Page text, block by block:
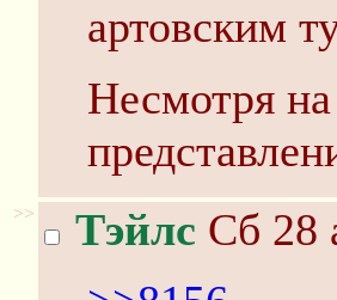
артовским
Несмотря
>> Тэйлс Сб 28